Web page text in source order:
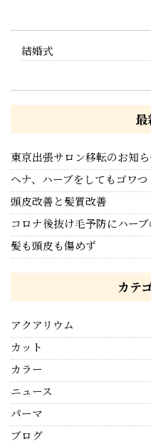
結婚式
最
東京出張サロン移転のお知
ヘナ、ハーブをしてもゴワ
頭皮改善と髪質改善
コロナ後抜け毛予防にハーブ
髪も頭皮も傷めず
カテ
アクアリウム
カット
カラー
ニュース
パーマ
ブログ